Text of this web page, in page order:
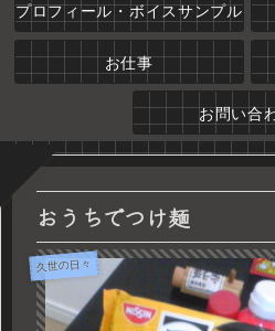
プロフィール・ボイスサンプル
お仕事
お問い合
おうちでつけ麺
久世の日々